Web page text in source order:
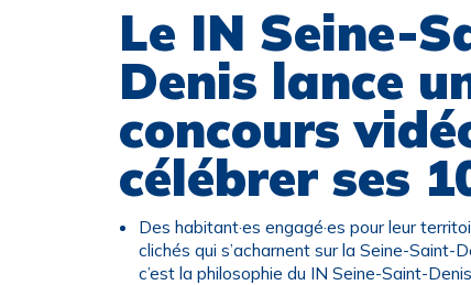
Le IN Seine-
Denis lance
concours
célébrer ses
Des habitant·es engagé·es pour leur
clichés qui s’acharnent sur la Seine-Saint-
c’est la philosophie du IN Seine-Saint-